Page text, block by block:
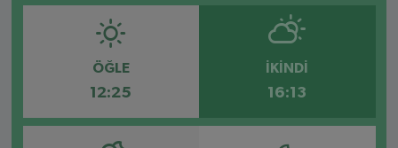
ÖĞLE
12:25
İKINDI
16:13